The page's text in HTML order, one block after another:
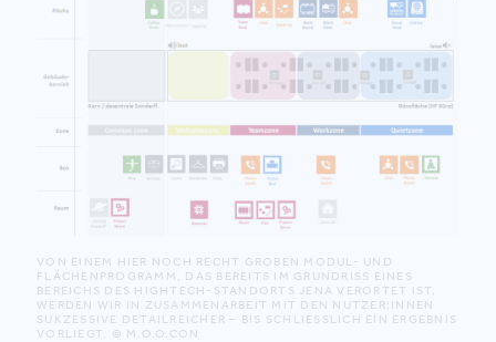
VON EINEM HIER NOCH RECHT GROBEN MODUL- UND
FLÄCHENPROGRAMM, DAS BEREITS IM GRUNDRISS EINES
BEREICHS DES HIGHTECH-STANDORTS JENA VERORTET IST,
WERDEN WIR IN ZUSAMMENARBEIT MIT DEN NUTZER:INNEN
SUKZESSIVE DETAILREICHER – BIS SCHLIESSLICH EIN ERGEBNIS V
ORLIEGT. © M.O.O.CON